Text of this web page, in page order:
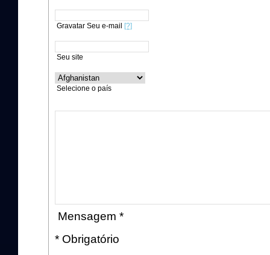
Gravatar Seu e-mail [?]
Seu site
Selecione o país
Mensagem *
* Obrigatório